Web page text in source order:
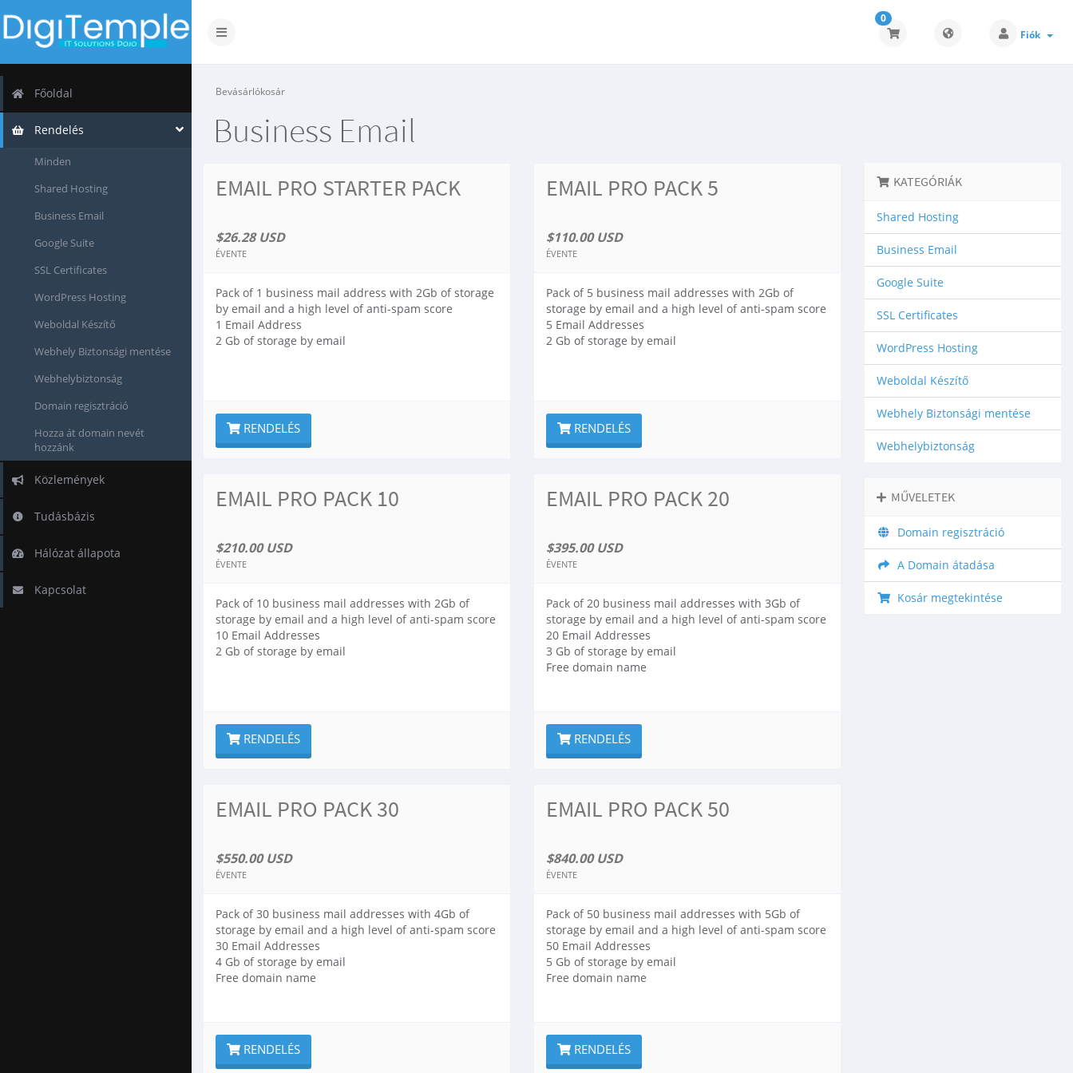
Váltás
navigációra
0
Fiók
Főoldal
Rendelés
Minden
Shared Hosting
Business Email
Google Suite
SSL Certificates
WordPress Hosting
Weboldal Készítő
Webhely Biztonsági mentése
Webhelybiztonság
Domain regisztráció
Hozza át domain nevét
hozzánk
Közlemények
Tudásbázis
Hálózat állapota
Kapcsolat
Bevásárlókosár
Business Email
EMAIL PRO STARTER PACK
$26.28 USD
ÉVENTE
Pack of 1 business mail address with 2Gb of storage
by email and a high level of anti-spam score
1 Email Address
2 Gb of storage by email
RENDELÉS
EMAIL PRO PACK 5
$110.00 USD
ÉVENTE
Pack of 5 business mail addresses with 2Gb of
storage by email and a high level of anti-spam score
5 Email Addresses
2 Gb of storage by email
RENDELÉS
EMAIL PRO PACK 10
$210.00 USD
ÉVENTE
Pack of 10 business mail addresses with 2Gb of
storage by email and a high level of anti-spam score
10 Email Addresses
2 Gb of storage by email
RENDELÉS
EMAIL PRO PACK 20
$395.00 USD
ÉVENTE
Pack of 20 business mail addresses with 3Gb of
storage by email and a high level of anti-spam score
20 Email Addresses
3 Gb of storage by email
Free domain name
RENDELÉS
EMAIL PRO PACK 30
$550.00 USD
ÉVENTE
Pack of 30 business mail addresses with 4Gb of
storage by email and a high level of anti-spam score
30 Email Addresses
4 Gb of storage by email
Free domain name
RENDELÉS
EMAIL PRO PACK 50
$840.00 USD
ÉVENTE
Pack of 50 business mail addresses with 5Gb of
storage by email and a high level of anti-spam score
50 Email Addresses
5 Gb of storage by email
Free domain name
RENDELÉS
KATEGÓRIÁK
Shared Hosting
Business Email
Google Suite
SSL Certificates
WordPress Hosting
Weboldal Készítő
Webhely Biztonsági mentése
Webhelybiztonság
MŰVELETEK
Domain regisztráció
A Domain átadása
Kosár megtekintése